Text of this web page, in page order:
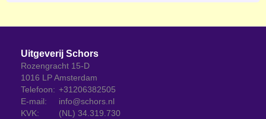
Uitgeverij Schors
Rozengracht 15-D
1016 LP Amsterdam
Telefoon: +31206382505
E-mail:
info@schors.nl
KVK:
(NL) 34.319.730